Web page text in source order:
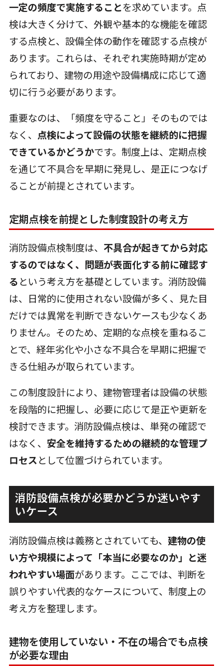
一定の頻度で実施することを求めています。点
検は大きく分けて、外観や基本的な機能を確認
する点検と、設備全体の動作を確認する点検が
あります。これらは、それぞれ実施時期が定め
られており、建物の用途や設備構成に応じて適
切に行う必要があります。
重要なのは、「頻度を守ること」そのものでは
なく、 点検によって設備の状態を継続的に把握
できているかどうかです。制度上は、定期点検
を通じて不具合を早期に発見し、是正につなげ
ることが前提とされています。
定期点検を前提とした制度設計の考え方
消防設備点検制度は、 不具合が起きてから対応
するのではなく、問題が表面化する前に確認す
る という考え方を基礎としています。消防設備
は、日常的に使用されない設備が多く、見た目
だけでは異常を判断できないケースも少なくあ
りません。そのため、定期的な点検を重ねるこ
とで、経年劣化や小さな不具合を早期に把握で
きる仕組みが取られています。
この制度設計により、建物管理者は設備の状態
を段階的に把握し、必要に応じて是正や更新を
検討できます。消防設備点検は、単発の確認で
はなく、 安全を維持するための継続的な管理プ
ロセスとして位置づけられています。
消防設備点検が必要かどうか迷いやす
いケース
消防設備点検は義務とされていても、 建物の使
い方や規模によって「本当に必要なのか」と迷
われやすい場面があります。ここでは、判断を
誤りやすい代表的なケースについて、制度上の
考え方を整理します。
建物を使用していない・不在の場合でも点検
が必要な理由